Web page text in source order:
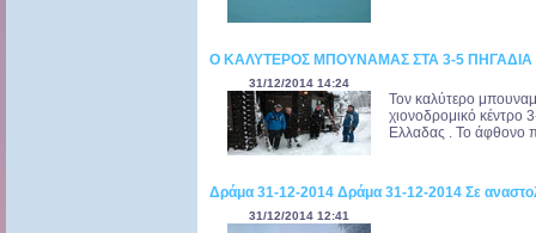
Ο ΚΑΛΥΤΕΡΟΣ ΜΠΟΥΝΑΜΑΣ ΣΤΑ 3-5 ΠΗΓΑΔΙΑ
31/12/2014 14:24
Τον καλύτερο
χιονοδρομικό κέντρο
Ελλαδας . Το άφθονο
Δράμα 31-12-2014 Δράμα 31-12-2014 Σε
31/12/2014 12:41